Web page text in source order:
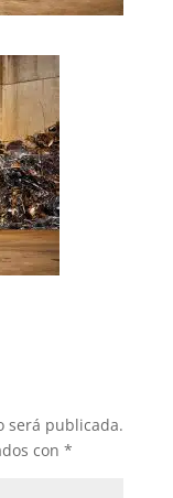
será publicada.
con *